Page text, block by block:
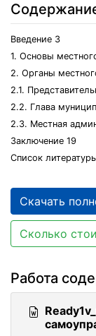
Введение 3
1. Основы
2. Органы
2.1.
2.2. Глава
2.3. Местная
Заключение 19
Список
Скачать
Сколько
Работа